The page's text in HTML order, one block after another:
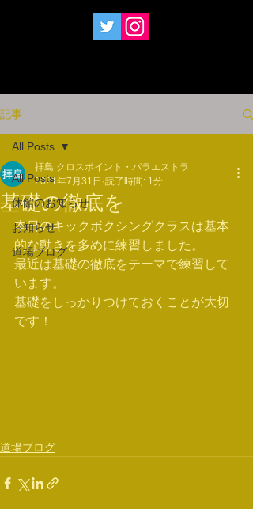
記事
All Posts
休館のお知らせ
お知らせ
道場ブログ
All Posts
基礎の徹底を
拝島 クロスポイント・パラエストラ
2021年7月31日 読了時間: 1分
本日のキックボクシングクラスは基本
的な動きを多めに練習しました。
最近は基礎の徹底をテーマで練習して
います。
基礎をしっかりつけておくことが大切
です！
道場ブログ